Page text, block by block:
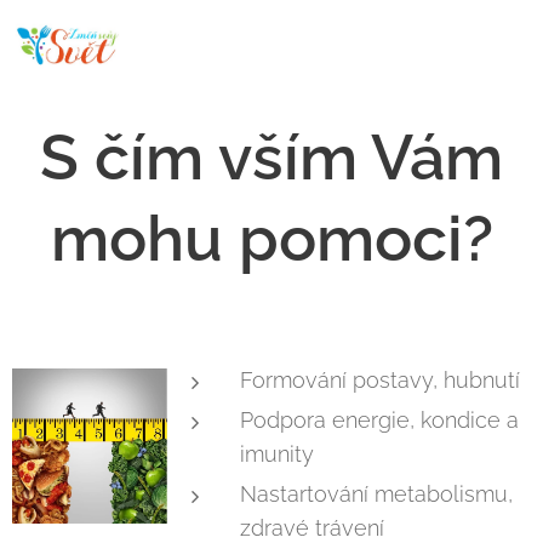
S čím vším Vám
mohu pomoci?
Formování postavy, hubnutí
Podpora energie, kondice a
imunity
Nastartování metabolismu,
zdravé trávení